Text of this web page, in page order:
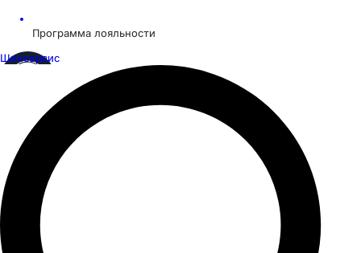
Программа лояльности
Шинсервис